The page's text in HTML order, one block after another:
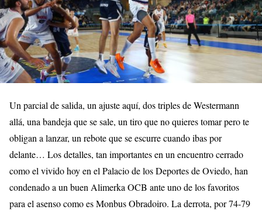
Un parcial de salida, un ajuste aquí, dos triples de Westermann
allá, una bandeja que se sale, un tiro que no quieres tomar pero te
obligan a lanzar, un rebote que se escurre cuando ibas por
delante… Los detalles, tan importantes en un encuentro cerrado
como el vivido hoy en el Palacio de los Deportes de Oviedo, han
condenado a un buen Alimerka OCB ante uno de los favoritos
para el asenso como es Monbus Obradoiro. La derrota, por 74-79